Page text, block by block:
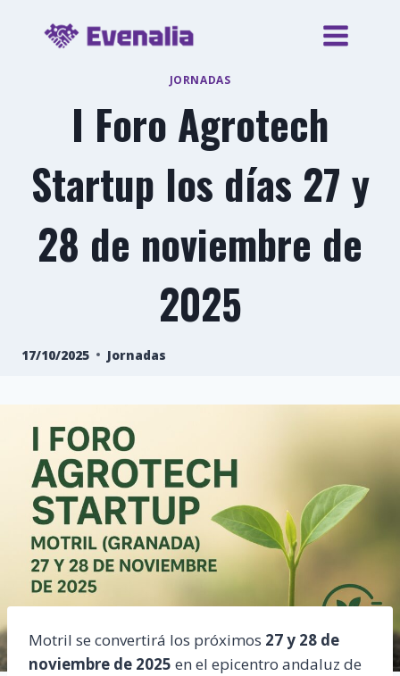
JORNADAS
I Foro Agrotech
Startup los días 27 y
28 de noviembre de
2025
17/10/2025 Jornadas
Motril se convertirá los próximos 27 y 28 de
noviembre de 2025 en el epicentro andaluz de